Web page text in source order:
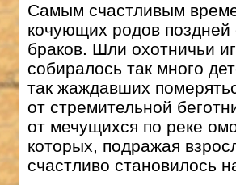
Самым счастливым
кочующих родов
браков. Шли охотничьи
собиралось так много
так жаждавших
от стремительной
от мечущихся по реке
которых, подражая
счастливо становилось